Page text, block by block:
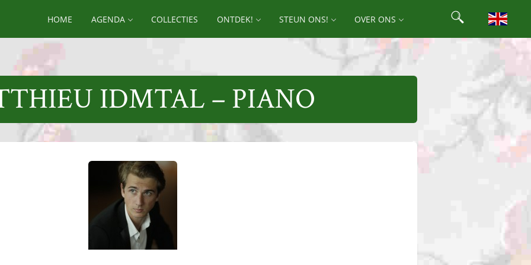
HOME AGENDA COLLECTIES ONTDEK! STEUN ONS! OVER ONS Search
Search for:
IDMTAL – PIANO